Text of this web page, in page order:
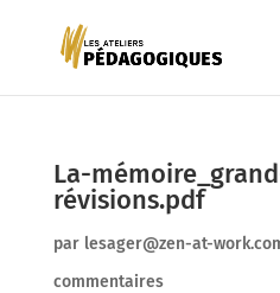
La-
révisions.pdf
par lesager@zen-at-
commentaires